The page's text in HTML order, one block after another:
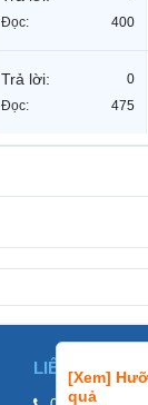
[Xem]
quả
Đọc:
400
Trả lời:
0
Đọc:
475
LIÊN HỆ